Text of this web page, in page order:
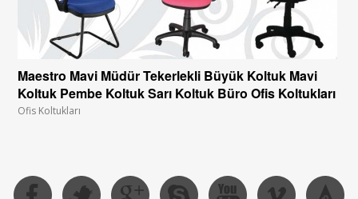
Maestro Mavi Müdür Tekerlekli Büyük Koltuk Mavi
Koltuk Pembe Koltuk Sarı Koltuk Büro Ofis Koltukları
Ofis Koltukları